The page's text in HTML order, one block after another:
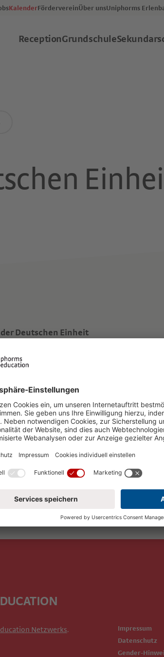
Kalender Förderverein Über uns Uniphorms
Reception Grundschule
der Deutschen Einheit
Netzwerks.
Impressum
Datenschutz
Gender-